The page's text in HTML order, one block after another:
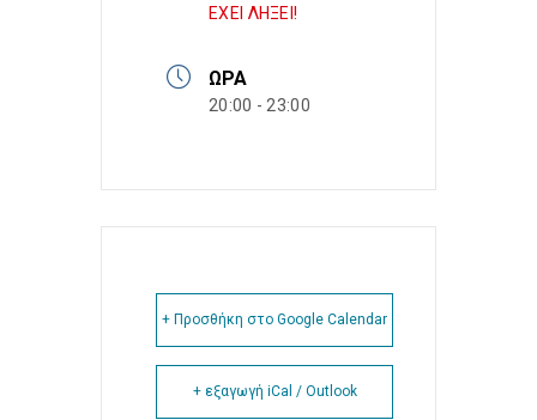
ΕΧΕΙ ΛΗΞΕΙ!
ΏΡΑ
20:00 - 23:00
+ Προσθήκη στο Google Calendar
+ εξαγωγή iCal / Outlook